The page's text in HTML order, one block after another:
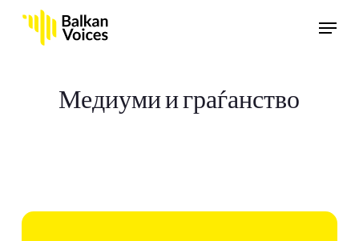
Skip
Menu
Медиуми и граѓанство